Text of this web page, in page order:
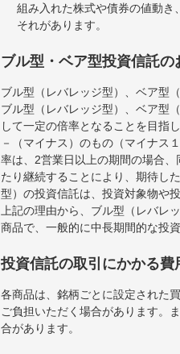
組み入れた株式や債券の値動
それがあります。
ブル型・ベア型投資信託
ブル型（レバレッジ型）、ベア型
ブル型（レバレッジ型）、ベア型
して一定の倍率となることを目指
－（マイナス）のもの（マイナス
率は、2営業日以上の期間の場合
たり継続することにより、期待し
型）の投資信託は、投資対象物や
上記の理由から、ブル型（レバレ
商品で、一般的に中長期間的な投
投資信託の取引にかかる費
各商品は、銘柄ごとに設定された
ご負担いただく場合があります。
合があります。